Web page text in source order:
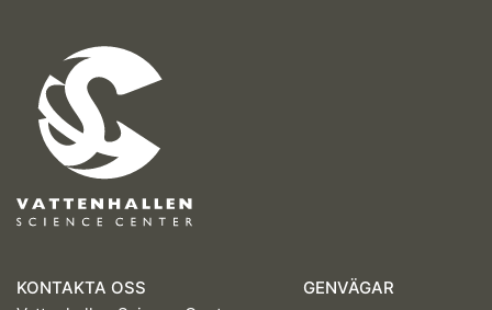
KONTAKTA OSS
GENVÄGAR